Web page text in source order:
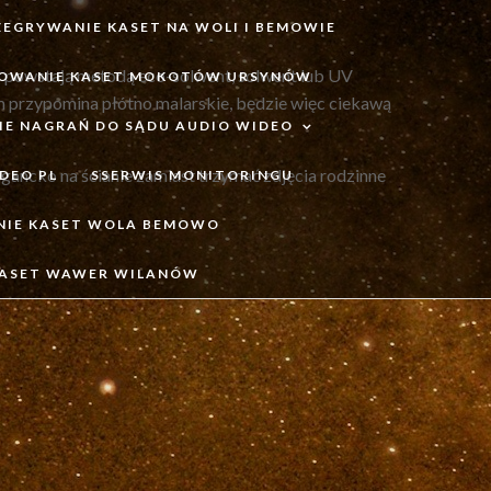
KASET NA WOLI I BEMOWIE
KASET MOKOTÓW URSYNÓW
NAGRAŃ DO SĄDU AUDIO WIDEO
PL SSERWIS MONITORINGU
KASET WOLA BEMOWO
WAWER WILANÓW
metodą eco-solwent, solwent lub UV
płótno malarskie, będzie więc ciekawą
na ścianie zamiast trzymać zdjęcia rodzinne